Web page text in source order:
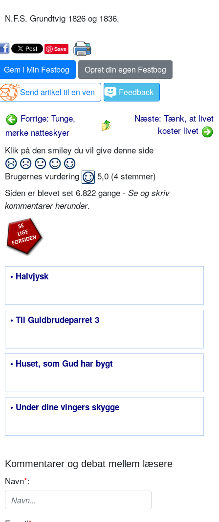
N.F.S. Grundtvig 1826 og 1836.
Save
Gem i Min Festbog
Opret din egen Festbog
Send artikel til en ven
Feedback
Forrige: Tunge,
mørke natteskyer
Næste: Tænk, at livet
koster livet
Klik på den smiley du vil give denne side
Brugernes vurdering 5,0 (4 stemmer)
Siden er blevet set 6.822 gange - Se og skriv
kommentarer herunder.
• Halvjysk
• Til Guldbrudeparret 3
• Huset, som Gud har bygt
• Under dine vingers skygge
Kommentarer og debat mellem læsere
Navn*: